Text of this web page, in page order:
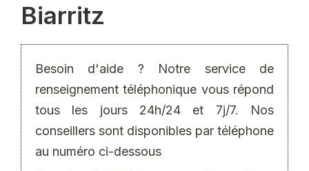
Biarritz
Besoin d'aide ? Notre service de
renseignement téléphonique vous répond
tous les jours 24h/24 et 7j/7. Nos
conseillers sont disponibles par téléphone
au numéro ci-dessous